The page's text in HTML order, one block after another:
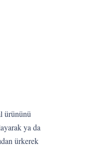
ürününü
ya da
ürkerek